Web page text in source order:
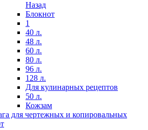
Назад
Блокнот
1
40 л.
48 л.
60 л.
80 л.
96 л.
128 л.
Для кулинарных рецептов
50 л.
Кожзам
для чертежных и копировальных